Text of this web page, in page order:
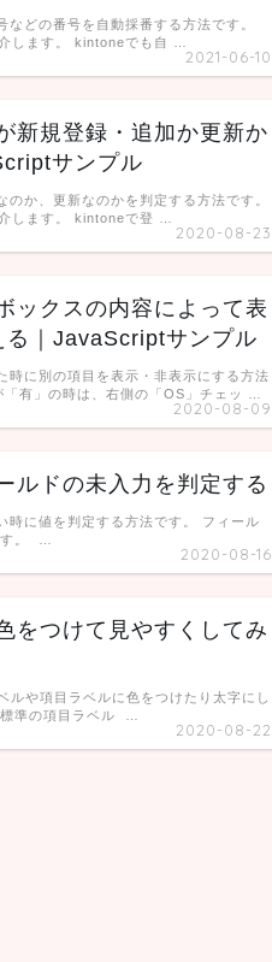
2021-06-10
どの番号を自動採番する方法です。
します。 kintoneでも自 …
新規登録・追加か更新か
サンプル
2020-08-23
か、更新なのかを判定する方法です。
します。 kintoneで登 …
ックスの内容によって表
る｜JavaScriptサンプル
2020-08-09
時に別の項目を表示・非表示にする方法
有」の時は、右側の「OS」チェッ …
ルドの未入力を判定する
2020-08-16
時に値を判定する方法です。 フィール
す。 …
をつけて見やすくしてみ
2020-08-22
ルや項目ラベルに色をつけたり太字にし
準の項目ラベル …